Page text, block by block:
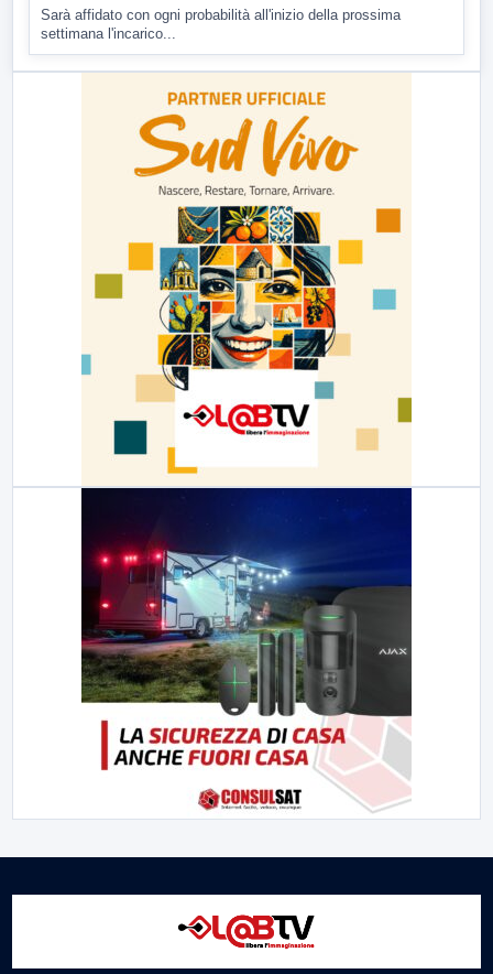
Sarà affidato con ogni probabilità all'inizio della prossima
settimana l'incarico...